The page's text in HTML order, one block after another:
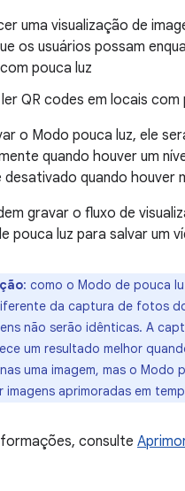
uma visualização de
os usuários possam
pouca luz
QR codes em locais com
o Modo pouca luz, ele
quando houver um
desativado quando houver
gravar o fluxo de
pouca luz para salvar um
: como o Modo de pouca
da captura de fotos
não serão idênticas. A
um resultado melhor
uma imagem, mas o Modo
imagens aprimoradas em
consulte